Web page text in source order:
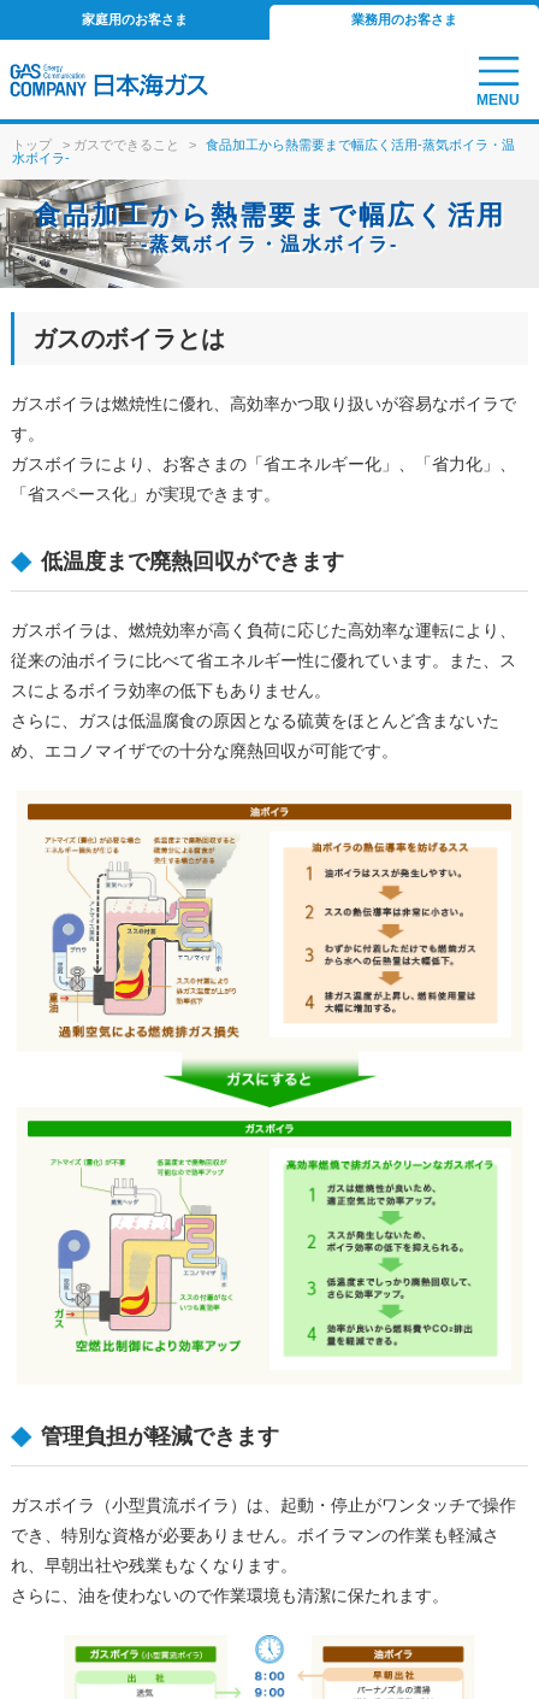
家庭用のお客さま 業務用のお客さま
MENU
トップ > ガスでできること >
食品加工から熱需要まで幅広く活用-蒸気ボイラ・温
水ボイラ-
食品加工から熱需要まで幅広く活用
-蒸気ボイラ・温水ボイラ-
ガスのボイラとは
ガスボイラは燃焼性に優れ、高効率かつ取り扱いが容易なボイラで
す。
ガスボイラにより、お客さまの「省エネルギー化」、「省力化」、
「省スペース化」が実現できます。
低温度まで廃熱回収ができます
ガスボイラは、燃焼効率が高く負荷に応じた高効率な運転により、
従来の油ボイラに比べて省エネルギー性に優れています。また、ス
スによるボイラ効率の低下もありません。
さらに、ガスは低温腐食の原因となる硫黄をほとんど含まないた
め、エコノマイザでの十分な廃熱回収が可能です。
管理負担が軽減できます
ガスボイラ（小型貫流ボイラ）は、起動・停止がワンタッチで操作
でき、特別な資格が必要ありません。ボイラマンの作業も軽減さ
れ、早朝出社や残業もなくなります。
さらに、油を使わないので作業環境も清潔に保たれます。